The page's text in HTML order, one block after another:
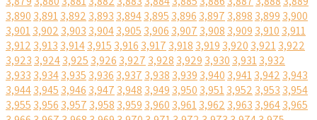
3,890 3,8913,892 3,893 3,8943,895 3,896 3,897 3,898 3,899 3,900
3,9013,902 3,903 3,9043,905 3,906 3,907 3,908 3,909 3,910 3,911
3,912 3,913 3,9143,915 3,916 3,917 3,918 3,919 3,920 3,9213,922
3,923 3,9243,925 3,926 3,927 3,928 3,929 3,930 3,9313,932
3,933 3,9343,935 3,936 3,937 3,938 3,939 3,940 3,9413,942 3,943
3,9443,945 3,946 3,947 3,948 3,949 3,950 3,9513,952 3,953 3,954
3,955 3,956 3,957 3,958 3,959 3,960 3,9613,962 3,963 3,9643,965